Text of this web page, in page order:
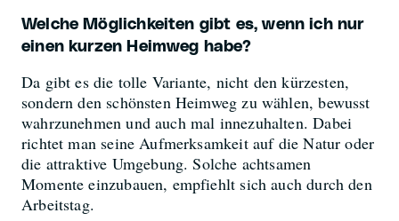
Welche Möglichkeiten gibt es, wenn ich nur
einen kurzen Heimweg habe?
Da gibt es die tolle Variante, nicht den kürzesten,
sondern den schönsten Heimweg zu wählen, bewusst
wahrzunehmen und auch mal innezuhalten. Dabei
richtet man seine Aufmerksamkeit auf die Natur oder
die attraktive Umgebung. Solche achtsamen
Momente einzubauen, empfiehlt sich auch durch den
Arbeitstag.